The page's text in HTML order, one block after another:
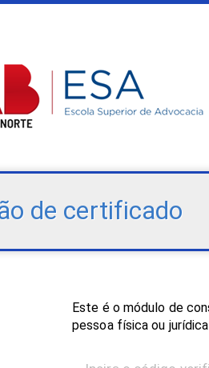
de certificado
Este é o módulo de
pessoa física ou